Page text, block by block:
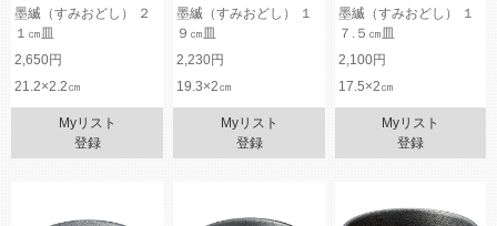
墨縅（すみおどし） ２
１㎝皿
墨縅（すみおどし） １
９㎝皿
墨縅（すみおどし） １
７.５㎝皿
2,650円
2,230円
2,100円
21.2×2.2㎝
19.3×2㎝ 17.5×2㎝
Myリスト
登録
Myリスト
登録
Myリスト
登録